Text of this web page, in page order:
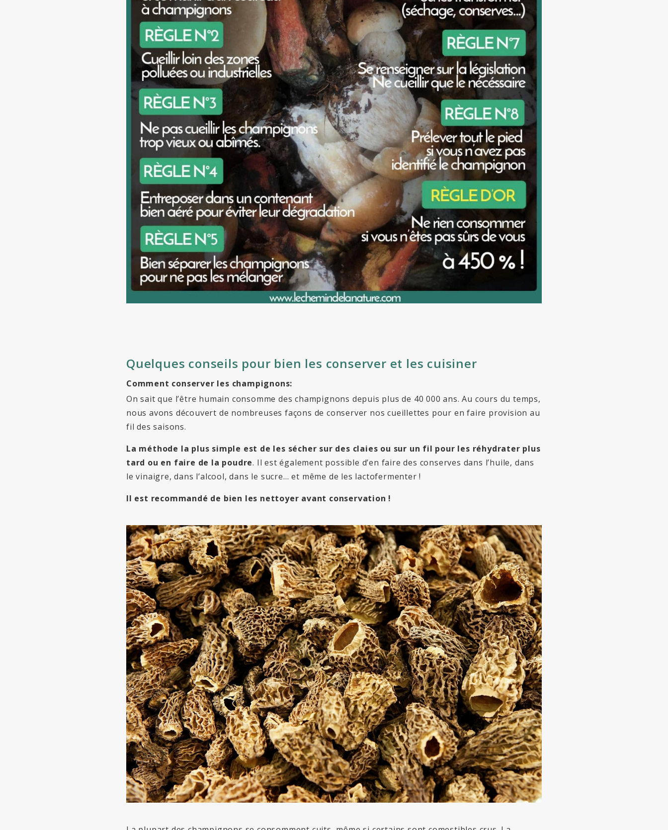
Quelques conseils pour bien les conserver et les cuisiner
Comment conserver les champignons:
On sait que l’être humain consomme des champignons depuis plus de 40 000 ans. Au cours du temps,
nous avons découvert de nombreuses façons de conserver nos cueillettes pour en faire provision au
fil des saisons.
La méthode la plus simple est de les sécher sur des claies ou sur un fil pour les réhydrater plus
tard ou en faire de la poudre. Il est également possible d’en faire des conserves dans l’huile, dans
le vinaigre, dans l’alcool, dans le sucre… et même de les lactofermenter !
Il est recommandé de bien les nettoyer avant conservation !